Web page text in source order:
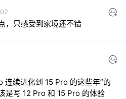
，只感受到家境还不错
连续进化到 15 Pro 的这些年”的
是写 12 Pro 和 15 Pro 的体验